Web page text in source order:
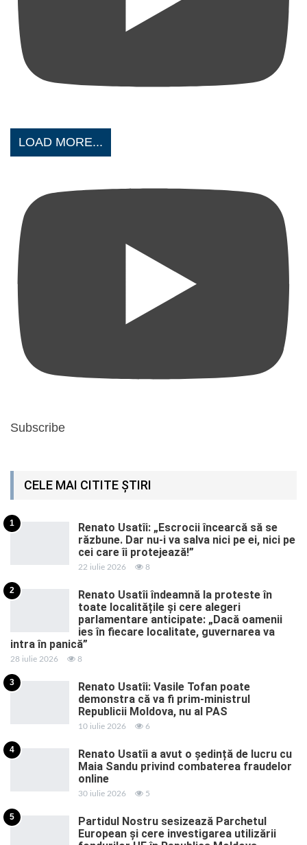
LOAD MORE...
Subscribe
CELE MAI CITITE ȘTIRI
1
Renato Usatîi: „Escrocii încearcă să se
răzbune. Dar nu-i va salva nici pe ei, nici pe
cei care îi protejează!”
22 iulie 2026 8
2
Renato Usatîi îndeamnă la proteste în
toate localitățile și cere alegeri
parlamentare anticipate: „Dacă oamenii
ies în fiecare localitate, guvernarea va
intra în panică”
28 iulie 2026 8
3
Renato Usatîi: Vasile Tofan poate
demonstra că va fi prim-ministrul
Republicii Moldova, nu al PAS
10 iulie 2026 6
4
Renato Usatîi a avut o ședință de lucru cu
Maia Sandu privind combaterea fraudelor
online
30 iulie 2026 5
5
Partidul Nostru sesizează Parchetul
European și cere investigarea utilizării